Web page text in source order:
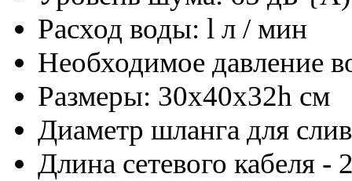
Расход воды: l л / мин
Необходимое давление
Размеры: 30x40x32h см
Диаметр шланга для
Длина сетевого кабеля -